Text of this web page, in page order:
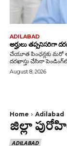
ADILABAD
అర్హులు తప్పనిసరిగా
చేయూత పింఛన్లకు మరో
దరఖాస్తు చేసినా
August 8, 2026